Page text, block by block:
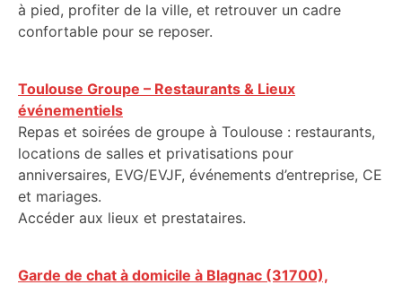
à pied, profiter de la ville, et retrouver un cadre
confortable pour se reposer.
Toulouse Groupe – Restaurants & Lieux
événementiels
Repas et soirées de groupe à Toulouse : restaurants,
locations de salles et privatisations pour
anniversaires, EVG/EVJF, événements d’entreprise, CE
et mariages.
Accéder aux lieux et prestataires.
Garde de chat à domicile à Blagnac (31700),